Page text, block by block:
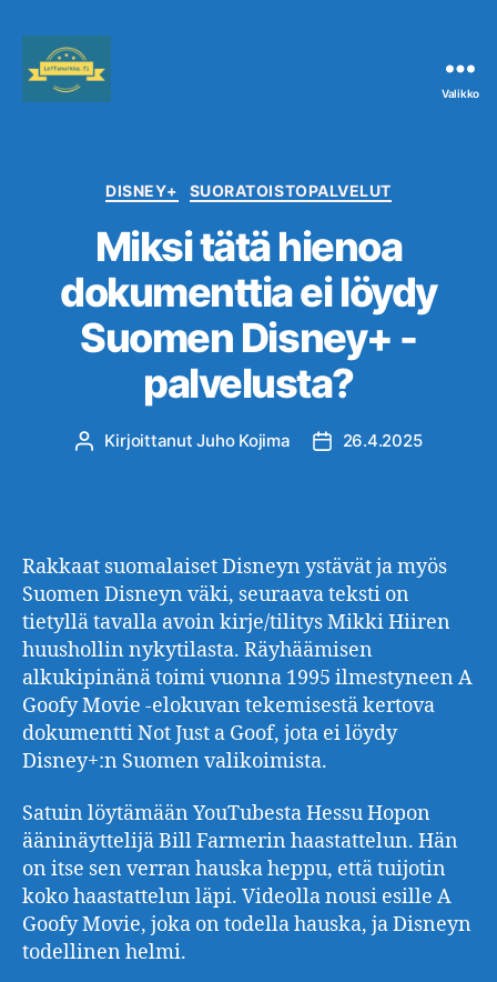
Valikko
Kategoriat
DISNEY+ SUORATOISTOPALVELUT
Miksi tätä hienoa
dokumenttia ei löydy
Suomen Disney+ -
palvelusta?
Kirjoittaja
KirjoittanutJuho Kojima Julkaisupäivämäärä
26.4.2025
Rakkaat suomalaiset Disneyn ystävät ja myös
Suomen Disneyn väki, seuraava teksti on
tietyllä tavalla avoin kirje/tilitys Mikki Hiiren
huushollin nykytilasta. Räyhäämisen
alkukipinänä toimi vuonna 1995 ilmestyneen A
Goofy Movie -elokuvan tekemisestä kertova
dokumentti Not Just a Goof, jota ei löydy
Disney+:n Suomen valikoimista.
Satuin löytämään YouTubesta Hessu Hopon
ääninäyttelijä Bill Farmerin haastattelun. Hän
on itse sen verran hauska heppu, että tuijotin
koko haastattelun läpi. Videolla nousi esille A
Goofy Movie, joka on todella hauska, ja Disneyn
todellinen helmi.